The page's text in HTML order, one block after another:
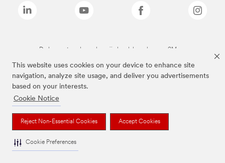
This website uses cookies on your device to enhance site
navigation, analyze site usage, and deliver you advertisements
based on your interests.
Cookie Notice
Reject Non-Essential Cookies Accept Cookies
Cookie Preferences
De bovenstaande merken zijn handelsmerken van 3M.we